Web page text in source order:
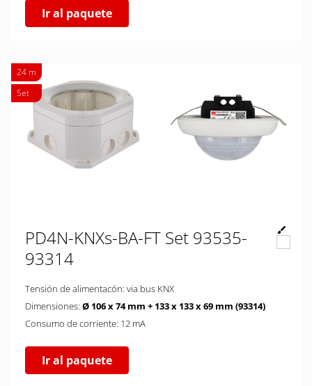
Ir al paquete
24 m
Set
PD4N-KNXs-BA-FT Set 93535-
93314
Tensión de alimentacón: via bus KNX
Dimensiones: Ø 106 x 74 mm + 133 x 133 x 69 mm (93314)
Consumo de corriente: 12 mA
Ir al paquete